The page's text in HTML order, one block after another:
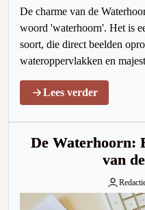
De charme van de
woord 'waterhoorn'. Het is
soort, die direct beelden
wateroppervlakken en
Lees verder
De Waterhoorn:
van